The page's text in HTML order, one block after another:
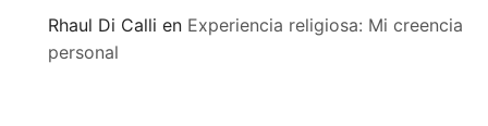
Rhaul Di Calli en Experiencia religiosa: Mi creencia
personal